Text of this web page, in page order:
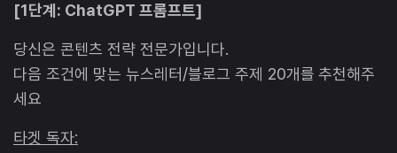
[1단계: ChatGPT 프롬프트]
당신은 콘텐츠 전략 전문가입니다.
다음 조건에 맞는 뉴스레터/블로그 주제 20개를 추천해주
세요
타겟 독자: